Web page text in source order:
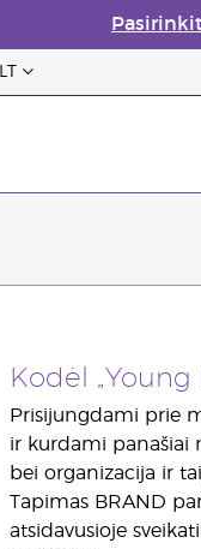
LT
Kodėl „Young
Prisijungdami prie
ir kurdami panašiai
bei organizacija ir
Tapimas BRAND
atsidavusioje